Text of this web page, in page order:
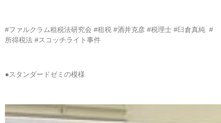
#ファルクラム租税法研究会 #租税 #酒井克彦 #税理士 #臼倉真純 #
所得税法 #スコッチライト事件
●スタンダードゼミの模様